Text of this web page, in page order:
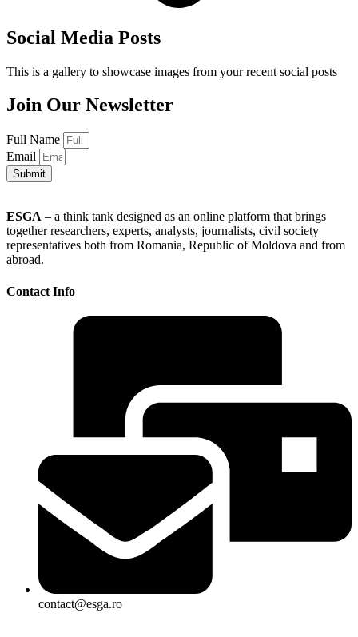
Social Media Posts
This is a gallery to showcase images from your recent social posts
Join Our Newsletter
Full Name
Email
Submit
ESGA – a think tank designed as an online platform that brings
together researchers, experts, analysts, journalists, civil society
representatives both from Romania, Republic of Moldova and from
abroad.
Contact Info
contact@esga.ro